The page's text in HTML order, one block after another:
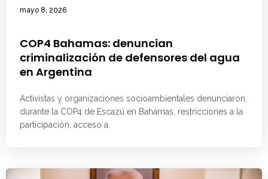
mayo 8, 2026
COP4 Bahamas: denuncian
criminalización de defensores del agua
en Argentina
Activistas y organizaciones socioambientales denunciaron,
durante la COP4 de Escazú en Bahamas, restricciones a la
participación, acceso a